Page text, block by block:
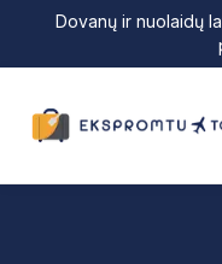
Dovanų ir nuolaidų